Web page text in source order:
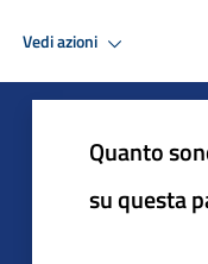
Vedi azioni
Quanto
su questa